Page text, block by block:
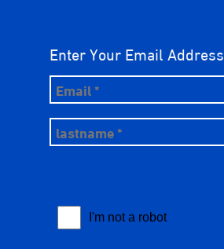
Enter Your Email Address